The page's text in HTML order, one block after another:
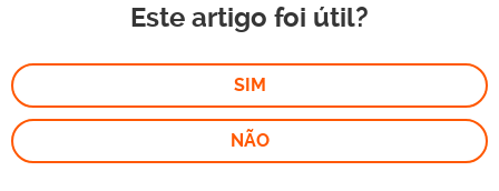
Este artigo foi útil?
SIM
NÃO